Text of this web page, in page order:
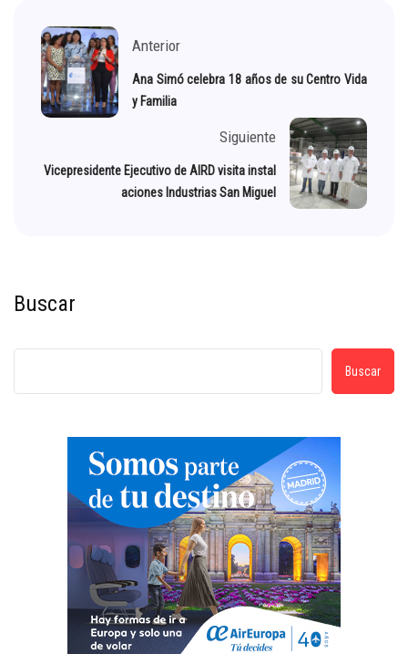
Anterior
Ana Simó celebra 18 años de su Centro Vida
y Familia
Siguiente
Vicepresidente Ejecutivo de AIRD visita instal
aciones Industrias San Miguel
Buscar
Buscar